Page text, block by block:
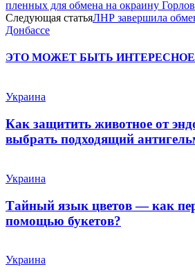
пленных для обмена на окраину
Следующая статьяЛНР завершила
Донбассе
ЭТО МОЖЕТ БЫТЬ ИНТЕРЕСНО
Украина
Как защитить животное от
выбрать подходящий
Украина
Тайный язык цветов — как
помощью букетов?
Украина